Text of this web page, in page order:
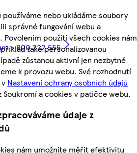
nebo ukládáme soubory
správné fungování webu a
Povolením použití všech cookies nám
také personalizovanou
zůstanou aktivní jen nezbytné
k provozu webu. Své rozhodnutí
Nastavení ochrany osobních údajů
Soukromí a cookies v patičce webu.
údaje z
nám umožníte měřit efektivitu
- 800 222 555